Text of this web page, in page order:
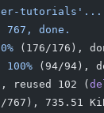
tutorials'...
767,
done.
(176/176),
100% (94/94),
reused 102 (
735.51